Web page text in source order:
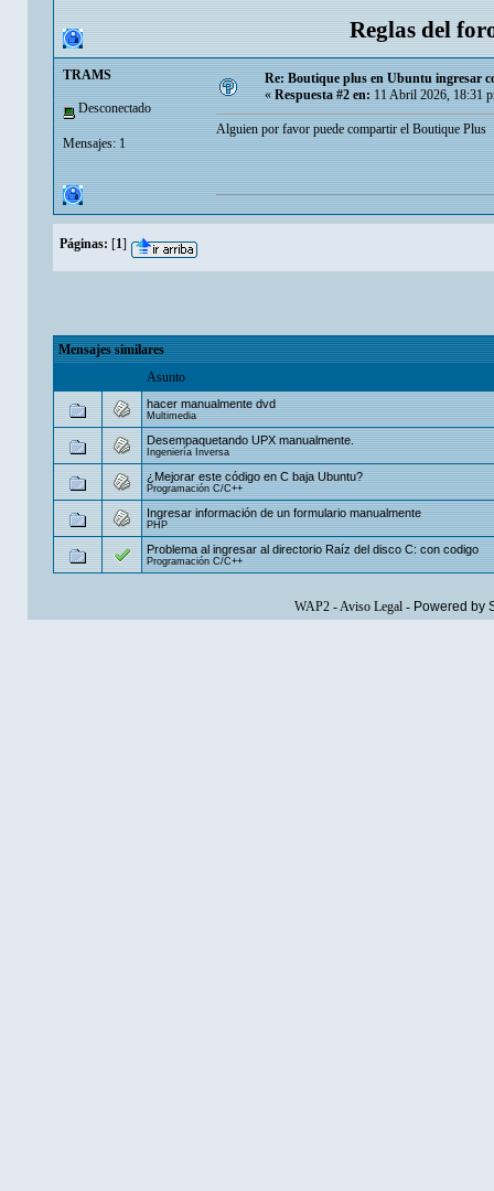
Reglas del
TRAMS
Desconectado
Mensajes: 1
Re: Boutique plus en Ubuntu ingresar
«Respuesta #2 en:11 Abril 2026, 18:31
Alguien por favor puede compartir el Boutique Plus
Páginas: [1]
Mensajes similares
Asunto
hacer manualmente dvd
Multimedia
Desempaquetando UPX manualmente.
Ingeniería Inversa
¿Mejorar este código en C baja Ubuntu?
Programación C/C++
Ingresar información de un formulario manualmente
PHP
Problema al ingresar al directorio Raíz del disco C: con codigo
Programación C/C++
WAP2-Aviso Legal- Powered by